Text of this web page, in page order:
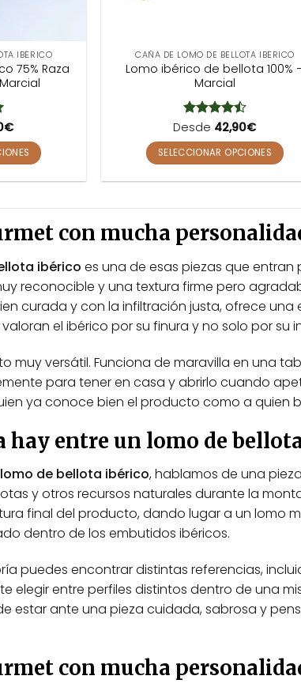
IBÉRICO
75% Raza
€
CAÑA DE LOMO DE BELLOTA IBÉRICO
Lomo ibérico de bellota 100%
Marcial
Valorado
de 5
Desde 42,90€
SELECCIONAR OPCIONES
múltiples
variantes.
Las
opciones
se
pueden
en
página
de
producto
con mucha
ibérico es una de esas piezas que entran
reconocible y una textura firme pero
curada y con la infiltración justa, ofrece
el ibérico por su finura y no solo por su
muy versátil. Funciona de maravilla en una
para tener en casa y abrirlo cuando
ya conoce bien el producto como a quien
hay entre un lomo de
lomo de bellota ibérico, hablamos de una
y otros recursos naturales durante la
final del producto, dando lugar a un lomo
dentro de los embutidos ibéricos.
puedes encontrar distintas referencias,
elegir entre perfiles distintos dentro de una
estar ante una pieza cuidada, sabrosa y
con mucha